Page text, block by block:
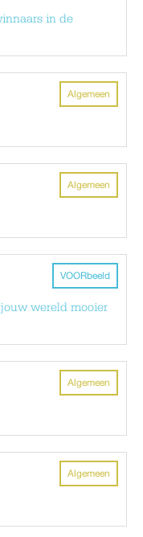
in de
Algemeen
Algemeen
VOORbeeld
wereld mooier
Algemeen
Algemeen